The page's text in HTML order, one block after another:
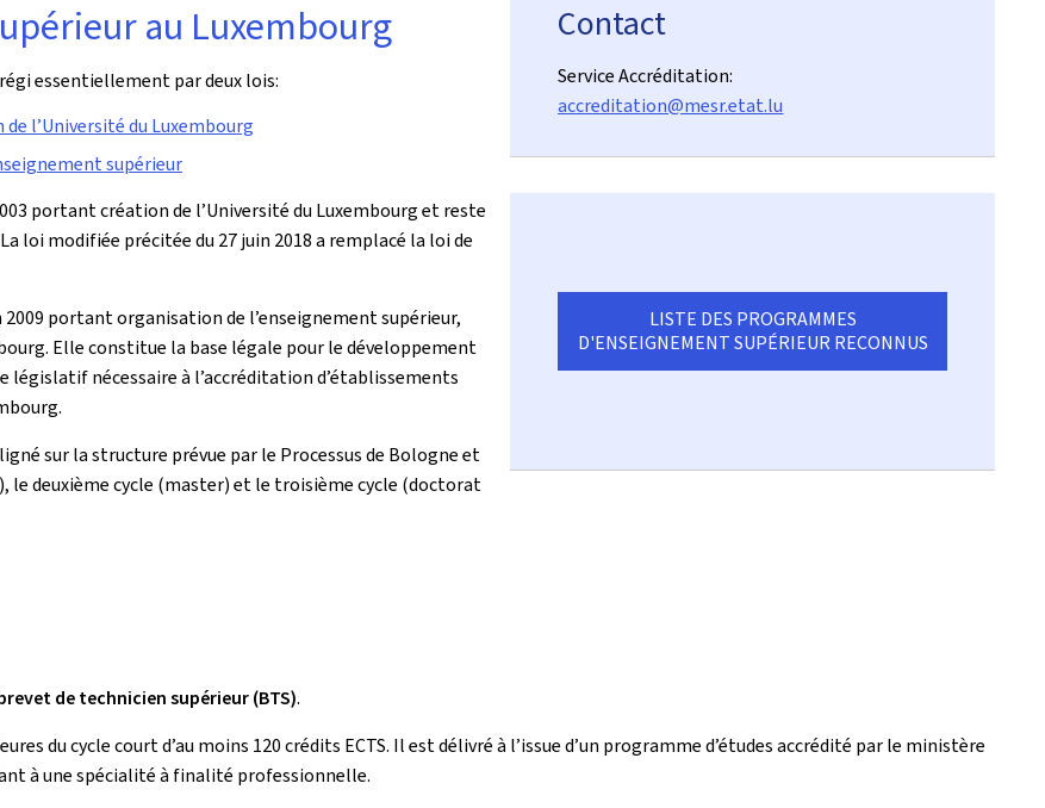
au Luxembourg
essentiellement par deux lois:
l’Université du Luxembourg
supérieur
portant création de l’Université du Luxembourg et reste
loi modifiée précitée du 27 juin 2018 a remplacé la loi de
portant organisation de l’enseignement supérieur,
Elle constitue la base légale pour le développement
nécessaire à l’accréditation d’établissements
sur la structure prévue par le Processus de Bologne et
le deuxième cycle (master) et le troisième cycle (doctorat
Contact
Service Accréditation:
accreditation@mesr.etat.lu
LISTE DES PROGRAMMES
D'ENSEIGNEMENT SUPÉRIEUR RECONNUS
de technicien supérieur (BTS).
du cycle court d’au moins 120 crédits ECTS. Il est délivré à l’issue d’un programme d’études accrédité par le ministère
à une spécialité à finalité professionnelle.